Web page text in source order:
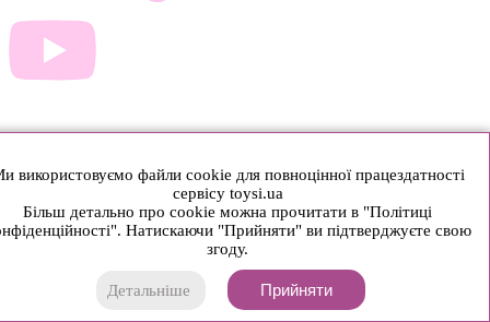
використовуємо файли cookie для повноцінної працездатності
сервісу toysi.ua
Більш детально про cookie можна прочитати в "Політиці
Натискаючи "Прийняти" ви підтверджуєте свою
згоду.
Детальніше Прийняти